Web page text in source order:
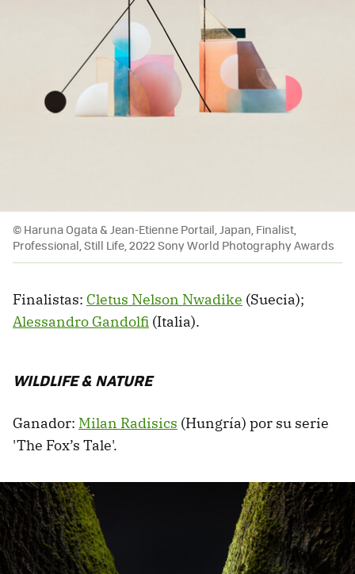
© Haruna Ogata & Jean-Etienne Portail, Japan, Finalist,
Professional, Still Life, 2022 Sony World Photography Awards
Finalistas: Cletus Nelson Nwadike (Suecia);
Alessandro Gandolfi (Italia).
WILDLIFE & NATURE
Ganador: Milan Radisics (Hungría) por su serie
'The Fox’s Tale'.